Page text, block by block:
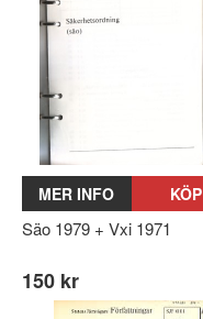
MER INFO KÖP
Säo 1979 + Vxi 1971
150 kr